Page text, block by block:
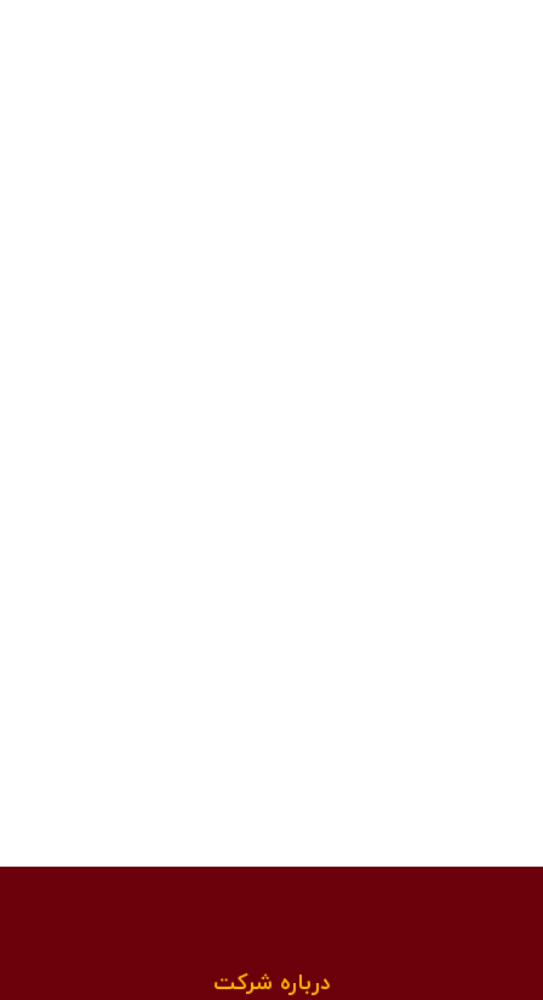
درباره شرکت